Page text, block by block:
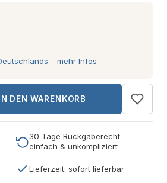
– mehr Infos
DEN WARENKORB
30 Tage Rückgaberecht –
einfach & unkompliziert
Lieferzeit: sofort lieferbar